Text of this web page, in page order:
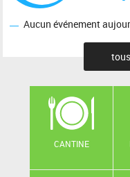
Aucun événement
CANTINE